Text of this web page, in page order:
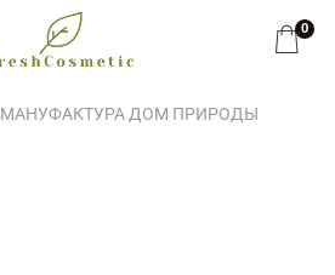
0
МАНУФАКТУРА ДОМ ПРИРОДЫ